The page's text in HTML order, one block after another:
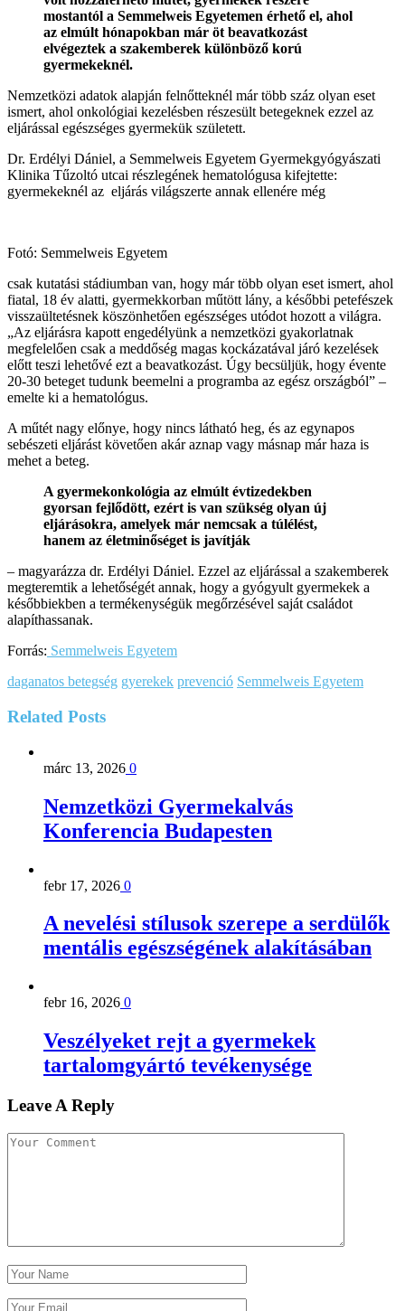
mostantól a Semmelweis Egyetemen érhető el, ahol
az elmúlt hónapokban már öt beavatkozást
elvégeztek a szakemberek különböző korú
gyermekeknél.
Nemzetközi adatok alapján felnőtteknél már több száz olyan eset
ismert, ahol onkológiai kezelésben részesült betegeknek ezzel az
eljárással egészséges gyermekük született.
Dr. Erdélyi Dániel, a Semmelweis Egyetem Gyermekgyógyászati
Klinika Tűzoltó utcai részlegének hematológusa kifejtette:
gyermekeknél az eljárás világszerte annak ellenére még
Fotó: Semmelweis Egyetem
csak kutatási stádiumban van, hogy már több olyan eset ismert, ahol
fiatal, 18 év alatti, gyermekkorban műtött lány, a későbbi petefészek
visszaültetésnek köszönhetően egészséges utódot hozott a világra.
„Az eljárásra kapott engedélyünk a nemzetközi gyakorlatnak
megfelelően csak a meddőség magas kockázatával járó kezelések
előtt teszi lehetővé ezt a beavatkozást. Úgy becsüljük, hogy évente
20-30 beteget tudunk beemelni a programba az egész országból” –
emelte ki a hematológus.
A műtét nagy előnye, hogy nincs látható heg, és az egynapos
sebészeti eljárást követően akár aznap vagy másnap már haza is
mehet a beteg.
A gyermekonkológia az elmúlt évtizedekben
gyorsan fejlődött, ezért is van szükség olyan új
eljárásokra, amelyek már nemcsak a túlélést,
hanem az életminőséget is javítják
– magyarázza dr. Erdélyi Dániel. Ezzel az eljárással a szakemberek
megteremtik a lehetőségét annak, hogy a gyógyult gyermekek a
későbbiekben a termékenységük megőrzésével saját családot
alapíthassanak.
Forrás: Semmelweis Egyetem
daganatos betegség gyerekek prevenció Semmelweis Egyetem
Related Posts
márc 13, 2026 0
Nemzetközi Gyermekalvás
Konferencia Budapesten
febr 17, 2026 0
A nevelési stílusok szerepe a serdülők
mentális egészségének alakításában
febr 16, 2026 0
Veszélyeket rejt a gyermekek
tartalomgyártó tevékenysége
Leave A Reply